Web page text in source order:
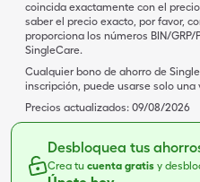
coincida exactamente con el
saber el precio exacto, por favor,
proporciona los números BIN/
SingleCare.
Cualquier bono de ahorro de
inscripción, puede usarse solo una
Precios actualizados: 09/08/2026
Desbloquea tus
Crea tu cuenta gratis y